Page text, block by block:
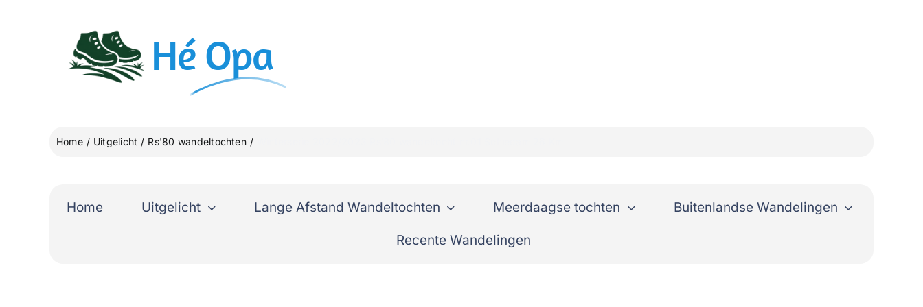
Hé Opa
Home Uitgelicht Rs'80 wandeltochten
Home Uitgelicht Lange Afstand Wandeltochten Meerdaagse tochten Buitenlandse Wandelingen
Recente Wandelingen